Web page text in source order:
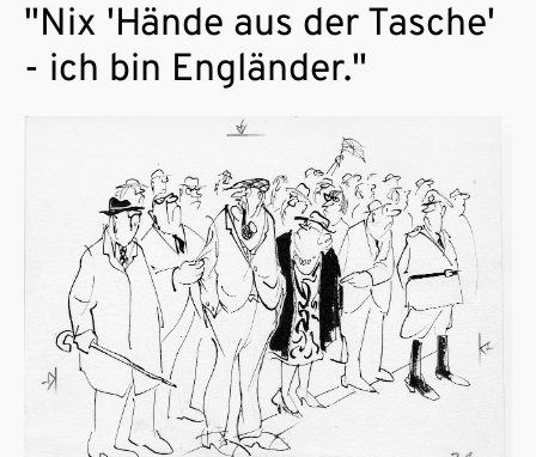
"Nix 'Hände aus der Tasche'
- ich bin Engländer."